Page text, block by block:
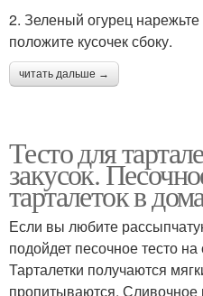
2. Зеленый огурец
положите кусочек сбоку.
читать дальше →
Тесто для
закусок.
тарталеток в
Если вы любите
подойдет песочное тесто
Тарталетки получаются
пропитываются.